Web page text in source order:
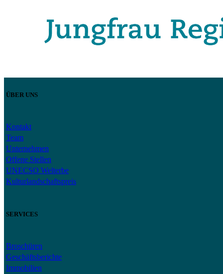
ÜBER UNS
Kontakt
Team
Unternehmen
Offene Stellen
UNECSO Welterbe
Kulturlandschaftspreis
SERVICES
Broschüren
Geschäftsberichte
Immobilien